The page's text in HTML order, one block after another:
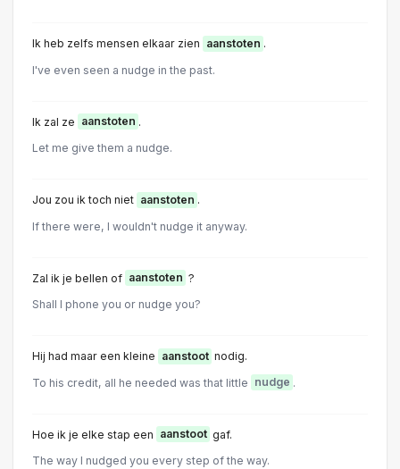
Ik heb zelfs mensen elkaar zien aanstoten .
I've even seen a nudge in the past.
Ik zal ze aanstoten .
Let me give them a nudge.
Jou zou ik toch niet aanstoten .
If there were, I wouldn't nudge it anyway.
Zal ik je bellen of aanstoten ?
Shall I phone you or nudge you?
Hij had maar een kleine aanstoot nodig.
To his credit, all he needed was that little nudge .
Hoe ik je elke stap een aanstoot gaf.
The way I nudged you every step of the way.